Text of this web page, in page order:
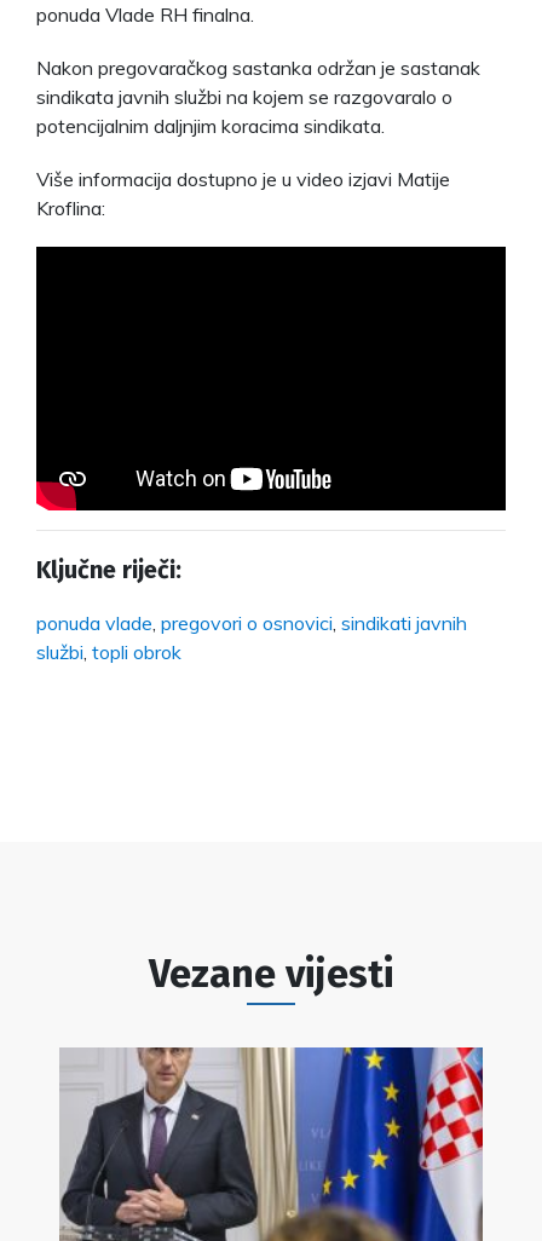
ponuda Vlade RH finalna.
Nakon pregovaračkog sastanka održan je sastanak
sindikata javnih službi na kojem se razgovaralo o
potencijalnim daljnjim koracima sindikata.
Više informacija dostupno je u video izjavi Matije
Kroflina:
Ključne riječi:
ponuda vlade pregovori o osnovici sindikati javnih
službi topli obrok
Vezane vijesti